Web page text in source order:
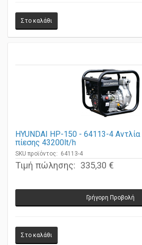
HYUNDAI HP-150 - 64113-4 Αντλία
πίεσης 43200lt/h
SKU προϊόντος: 64113-4
Τιμή πώλησης: 335,30 €